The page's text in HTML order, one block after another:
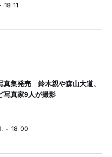
真集発売 鈴木親や森山大道、
写真家9人が撮影
- 18:00